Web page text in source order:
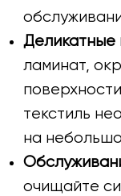
Деликатные
ламинат,
текстиль
на
очищайте